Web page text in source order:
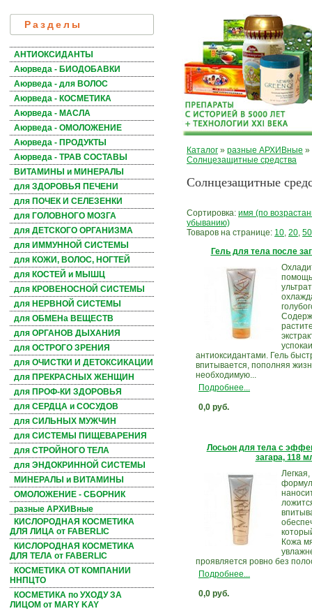
Разделы
АНТИОКСИДАНТЫ
Аюрведа - БИОДОБАВКИ
Аюрведа - для ВОЛОС
Аюрведа - КОСМЕТИКА
Аюрведа - МАСЛА
Аюрведа - ОМОЛОЖЕНИЕ
Аюрведа - ПРОДУКТЫ
Аюрведа - ТРАВ СОСТАВЫ
ВИТАМИНЫ и МИНЕРАЛЫ
для ЗДОРОВЬЯ ПЕЧЕНИ
для ПОЧЕК И СЕЛЕЗЕНКИ
для ГОЛОВНОГО МОЗГА
для ДЕТСКОГО ОРГАНИЗМА
для ИММУННОЙ СИСТЕМЫ
для КОЖИ, ВОЛОС, НОГТЕЙ
для КОСТЕЙ и МЫШЦ
для КРОВЕНОСНОЙ СИСТЕМЫ
для НЕРВНОЙ СИСТЕМЫ
для ОБМЕНа ВЕЩЕСТВ
для ОРГАНОВ ДЫХАНИЯ
для ОСТРОГО ЗРЕНИЯ
для ОЧИСТКИ И ДЕТОКСИКАЦИИ
для ПРЕКРАСНЫХ ЖЕНЩИН
для ПРОФ-КИ ЗДОРОВЬЯ
для СЕРДЦА и СОСУДОВ
для СИЛЬНЫХ МУЖЧИН
для СИСТЕМЫ ПИЩЕВАРЕНИЯ
для СТРОЙНОГО ТЕЛА
для ЭНДОКРИННОЙ СИСТЕМЫ
МИНЕРАЛЫ и ВИТАМИНЫ
ОМОЛОЖЕНИЕ - СБОРНИК
разные АРХИВные
КИСЛОРОДНАЯ КОСМЕТИКА
ДЛЯ ЛИЦА от FABERLIC
КИСЛОРОДНАЯ КОСМЕТИКА
ДЛЯ ТЕЛА от FABERLIC
КОСМЕТИКА ОТ КОМПАНИИ
ННПЦТО
КОСМЕТИКА по УХОДУ ЗА
ЛИЦОМ от MARY KAY
Каталог » разные АРХИВные »
Солнцезащитные средства
Солнцезащитные
Сортировка: имя (по
убыванию)
Товаров на странице: 10, 20, 50
Гель для тела после
антиоксидантами. Гель
впитывается, пополняя
необходимую...
Подробнее...
0,0 руб.
Лосьон для тела с
загара, 118
Кожа
проявляется ровно без
Подробнее...
0,0 руб.